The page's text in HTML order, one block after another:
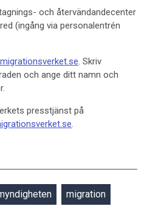
och återvändandecenter
(ingång via personalentrén
. Skriv
och ange ditt namn och
presstjänst på
.
migration